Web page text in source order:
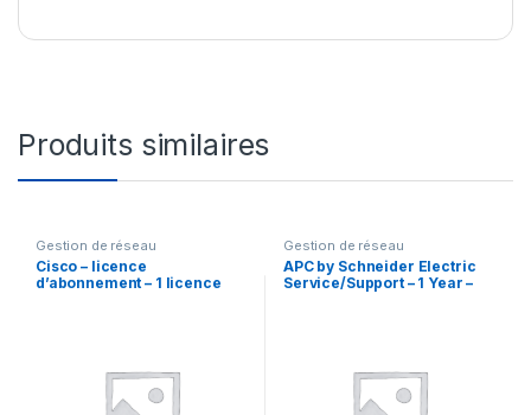
Produits similaires
Gestion de réseau
Cisco – licence
d’abonnement – 1 licence
Gestion de réseau
APC by Schneider Electric
Service/Support – 1 Year –